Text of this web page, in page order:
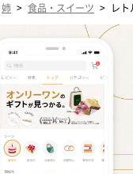
姉 > 食品・スイーツ > レ